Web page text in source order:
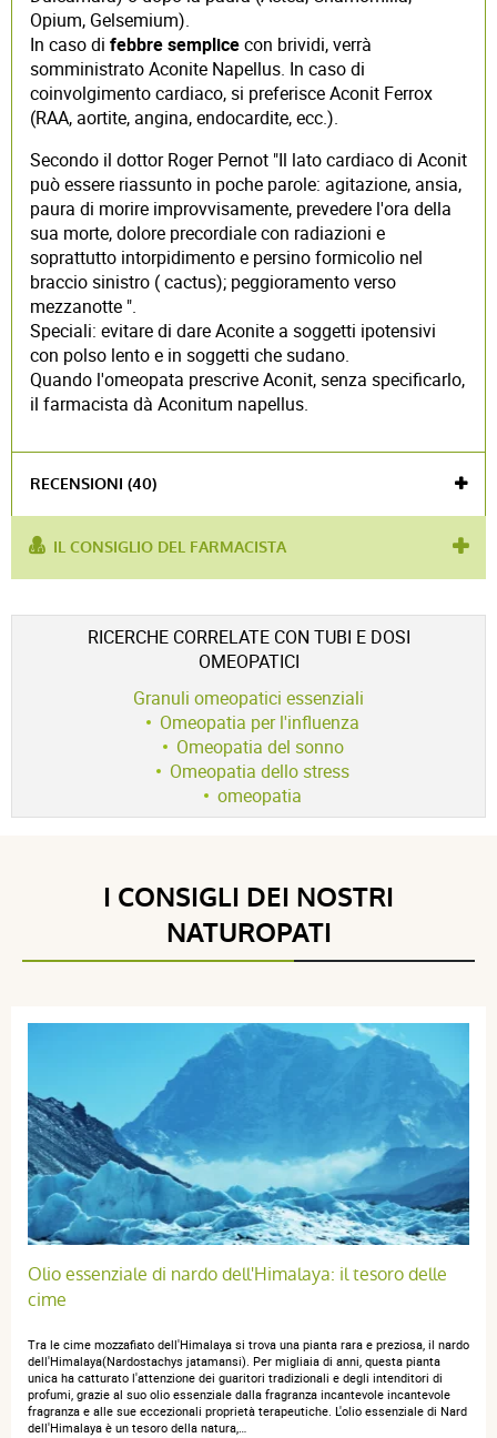
Opium, Gelsemium).
In caso di febbre semplicecon brividi, verrà
somministrato Aconite Napellus. In caso di
coinvolgimento cardiaco, si preferisce Aconit Ferrox
(RAA, aortite, angina, endocardite, ecc.).
Secondo il dottor Roger Pernot "Il lato cardiaco di Aconit
può essere riassunto in poche parole: agitazione, ansia,
paura di morire improvvisamente, prevedere l'ora della
sua morte, dolore precordiale con radiazioni e
soprattutto intorpidimento e persino formicolio nel
braccio sinistro ( cactus); peggioramento verso
mezzanotte ".
Speciali: evitare di dare Aconite a soggetti ipotensivi
con polso lento e in soggetti che sudano.
Quando l'omeopata prescrive Aconit, senza specificarlo,
il farmacista dà Aconitum napellus.
RECENSIONI (40)
Voir l'attestation de confiance
Avis soumis à un contrôle
5 / 5
(40Recensioni)
5 étoiles
39
2 étoiles
0
Enric T.
publié le 06 mai 2026 suite à une commande du 09 avril
2026
5 / 5
Efficacité prouvée
2025
5 / 5
IL CONSIGLIO DEL FARMACISTA
per :
condizioni croniche,laringite
RICERCHE CORRELATE CON TUBI E DOSI
OMEOPATICI
Granuli omeopatici essenziali
Omeopatia per l'influenza
Omeopatia del sonno
Omeopatia dello stress
omeopatia
I CONSIGLI DEI NOSTRI
NATUROPATI
Olio essenziale di nardo dell'Himalaya: il tesoro delle
cime
Tra le cime mozzafiato dell'Himalaya si trova una pianta rara e preziosa, il nardo
dell'Himalaya(Nardostachys jatamansi). Per migliaia di anni, questa pianta
unica ha catturato l'attenzione dei guaritori tradizionali e degli intenditori di
profumi, grazie al suo olio essenziale dalla fragranza incantevole incantevole
fragranza e alle sue eccezionali proprietà terapeutiche. L'olio essenziale di Nard
dell'Himalaya è un tesoro della natura,…